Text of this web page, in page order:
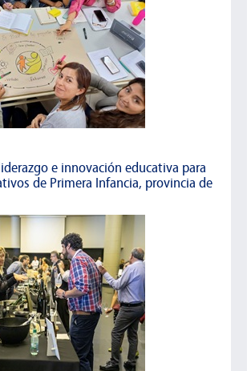
e innovación educativa para
de Primera Infancia, provincia de